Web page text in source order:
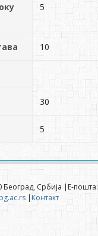
5
10
30
5
Београд, Србија |Е-пошта:
|Контакт